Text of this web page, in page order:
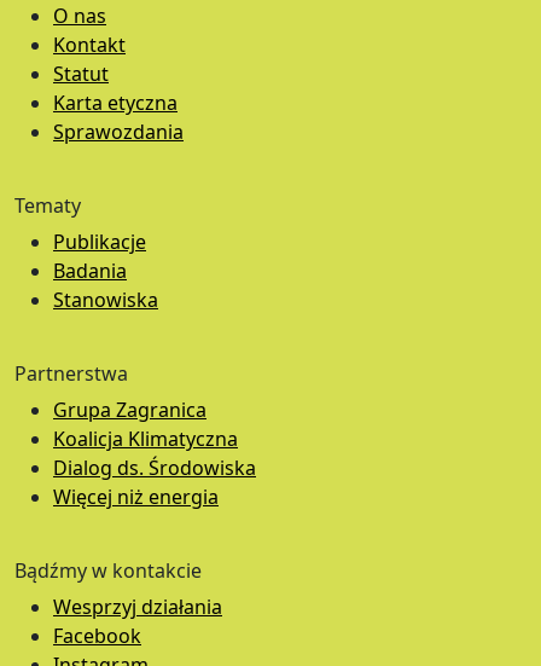
O nas
Kontakt
Statut
Karta etyczna
Sprawozdania
Tematy
Publikacje
Badania
Stanowiska
Partnerstwa
Grupa Zagranica
Koalicja Klimatyczna
Dialog ds. Środowiska
Więcej niż energia
Bądźmy w kontakcie
Wesprzyj działania
Facebook